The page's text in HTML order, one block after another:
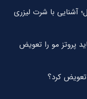
آشنایی با شرت لیزری
پروتز مو را تعویض
تعویض کرد؟